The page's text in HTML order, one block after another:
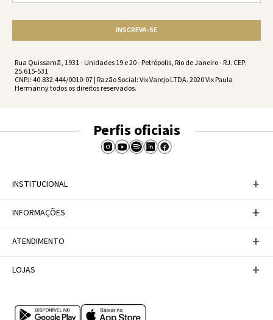
INSCREVA-SE
Rua Quissamã, 1931 - Unidades 19 e 20 - Petrópolis, Rio de Janeiro - RJ. CEP:
25.615-531
CNPJ: 40.832.444/0010-07 | Razão Social: Vix Varejo LTDA. 2020 Vix Paula
Hermanny todos os direitos reservados.
Perfis oficiais
INSTITUCIONAL +
A Marca
Trabalhe conosco
INFORMAÇÕES +
Política de Privacidade
Tabela de Medidas
ATENDIMENTO +
Personal Shopper
LOJAS +
Multimarcas